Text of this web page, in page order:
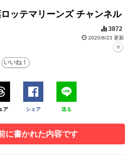
ッテマリーンズ チャンネル
3872
2020/8/23 更新
ア シェア 送る
に書かれた内容です